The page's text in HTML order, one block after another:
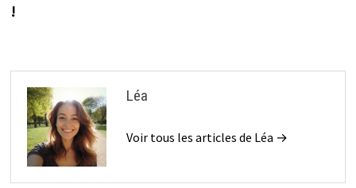
!
Léa
Voir tous les articles de Léa →